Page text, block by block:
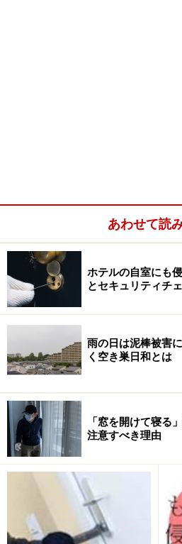
ゾウキンを取り出して、床を拭
にも汚れはついており、「いや
中を駆け回ったみたい」と、ブ
っかり汚れを取り去りました。
「ふぅ。本当にひどいわぁ。も
やめさせようかしら」
あわせて読
ホテルの自室にも
とセキュリティチ
雨の日は泥棒被害
く空き巣日和とは
「窓を開けて寝る
注意すべき理由